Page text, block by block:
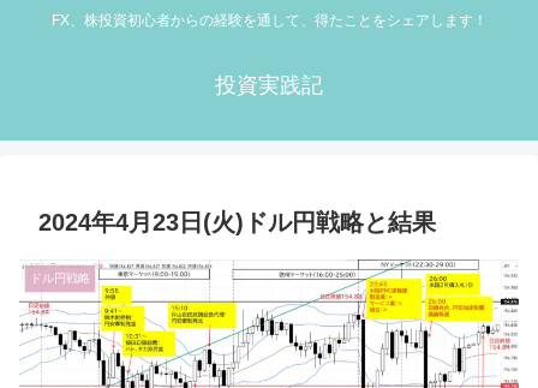
FX、株投資初心者からの経験を通して、得たことをシェアします！
投資実践記
2024年4月23日(火)ドル円戦略と結果
ドル円戦略